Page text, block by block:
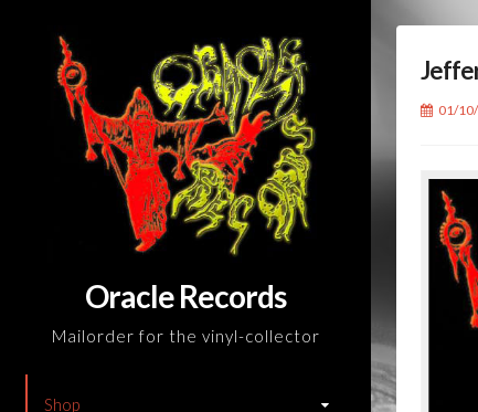
content
Oracle Records
Mailorder for the vinyl-collector
Shop
01/